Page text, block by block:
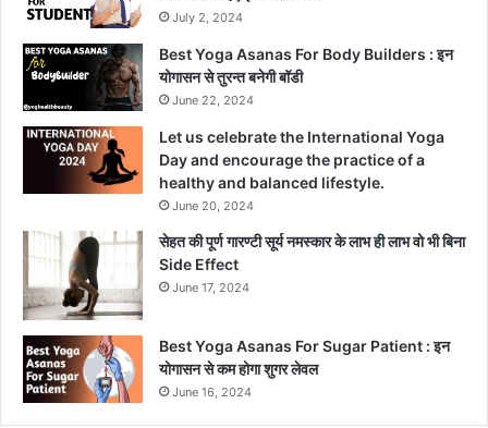
July 2, 2024
Best Yoga Asanas For Body Builders : इन
योगासन से तुरन्त बनेगी बॉडी
June 22, 2024
Let us celebrate the International Yoga
Day and encourage the practice of a
healthy and balanced lifestyle.
June 20, 2024
सेहत की पूर्ण गारण्टी सूर्य नमस्कार के लाभ ही लाभ वो भी बिना
Side Effect
June 17, 2024
Best Yoga Asanas For Sugar Patient : इन
योगासन से कम होगा शुगर लेवल
June 16, 2024